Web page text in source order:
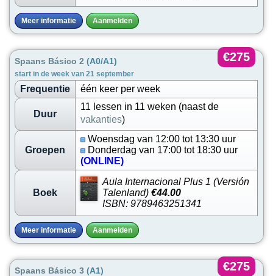
Meer informatie Aanmelden
Spaans Básico 2 (A0/A1)
start in de week van 21 september
€275
Frequentie één keer per week
Duur
11 lessen in 11 weken (naast de
vakanties)
Groepen
Woensdag van 12:00 tot 13:30 uur
Donderdag van 17:00 tot 18:30 uur
(ONLINE)
Boek
Aula Internacional Plus 1 (Versión
Talenland) €44.00
ISBN: 9789463251341
Meer informatie Aanmelden
Spaans Básico 3 (A1) €275